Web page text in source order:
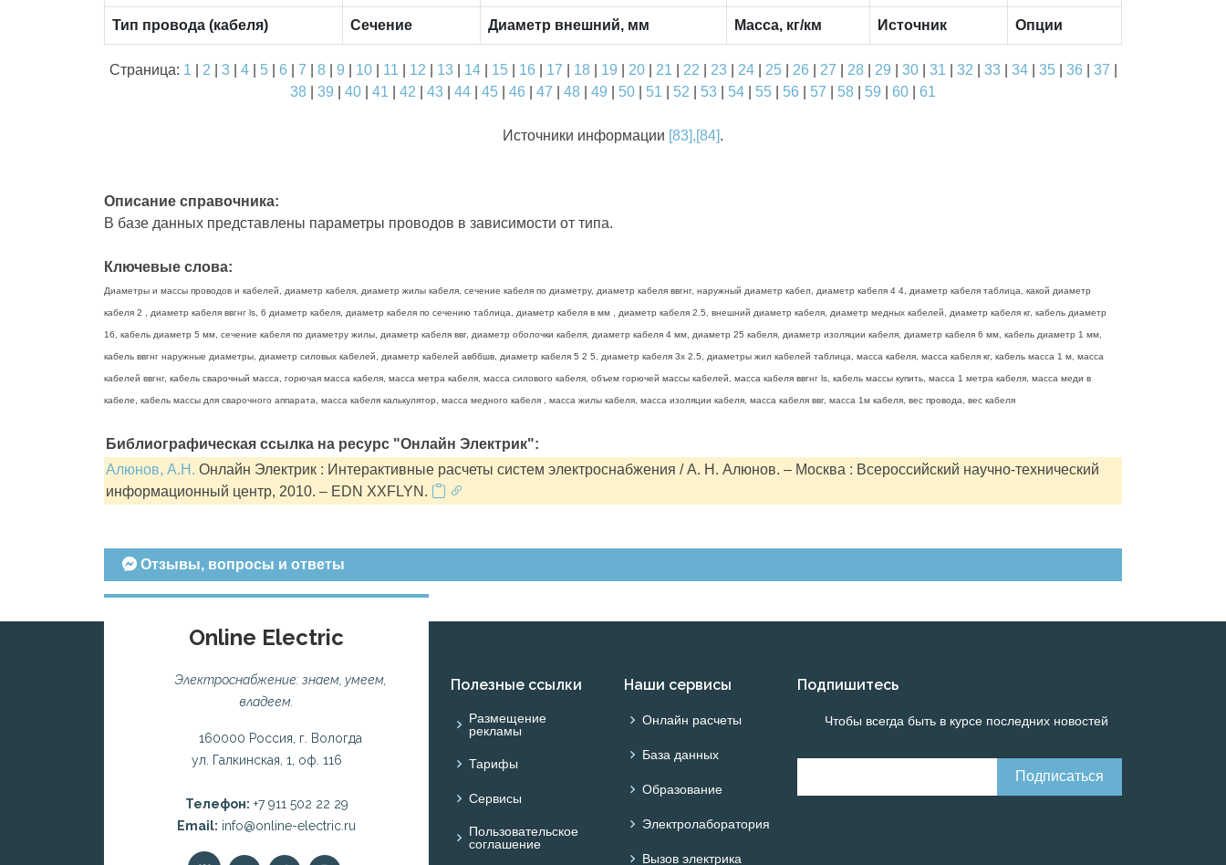
Тип провода (кабеля) Сечение Диаметр внешний, мм Масса, кг/км Источник Опции
Страница: 1 2 3| 4| 5| 6 7 8| 9 10| 11 12 13| 14| 15| 16 17 18| 19 20| 21 22 23| 24| 25| 26 27 28| 29 30| 31 32 33| 34| 35| 36 37
38
39 40 41 42 43 44 45 46 47 48 49 50 51 52 53 54 55 56 57 58 59 60 61
Источники информации [83],[84].
Описание справочника:
В базе данных представлены параметры проводов в зависимости от типа.
Ключевые слова:
Диаметры и массы проводов и кабелей, диаметр кабеля, диаметр жилы кабеля, сечение кабеля по диаметру, диаметр кабеля ввгнг, наружный диаметр кабел, диаметр кабеля 4 4, диаметр кабеля таблица, какой диаметр
кабеля 2 , диаметр кабеля ввгнг ls, 6 диаметр кабеля, диаметр кабеля по сечению таблица, диаметр кабеля в мм , диаметр кабеля 2.5, внешний диаметр кабеля, диаметр медных кабелей, диаметр кабеля кг, кабель диаметр
16, кабель диаметр 5 мм, сечение кабеля по диаметру жилы, диаметр кабеля ввг, диаметр оболочки кабеля, диаметр кабеля 4 мм, диаметр 25 кабеля, диаметр изоляции кабеля, диаметр кабеля 6 мм, кабель диаметр 1 мм,
кабель ввгнг наружные диаметры, диаметр силовых кабелей, диаметр кабелей авббшв, диаметр кабеля 5 2 5, диаметр кабеля 3х 2.5, диаметры жил кабелей таблица, масса кабеля, масса кабеля кг, кабель масса 1 м, масса
кабелей ввгнг, кабель сварочный масса, горючая масса кабеля, масса метра кабеля, масса силового кабеля, объем горючей массы кабелей, масса кабеля ввгнг ls, кабель массы купить, масса 1 метра кабеля, масса меди в
кабеле, кабель массы для сварочного аппарата, масса кабеля калькулятор, масса медного кабеля , масса жилы кабеля, масса изоляции кабеля, масса кабеля ввг, масса 1м кабеля, вес провода, вес кабеля
Библиографическая ссылка на ресурс "Онлайн Электрик":
Алюнов, А.Н. Онлайн Электрик : Интерактивные расчеты систем электроснабжения / А. Н. Алюнов. – Москва : Всероссийский научно-технический
информационный центр, 2010. – EDN XXFLYN.
Отзывы, вопросы и ответы
Online Electric
Электроснабжение: знаем, умеем,
владеем.
160000 Россия, г. Вологда
ул. Галкинская, 1, оф. 116
Телефон: +7 911 502 22 29
Email: info@online-electric.ru
Полезные ссылки
Размещение
рекламы
Тарифы
Сервисы
Пользовательское
соглашение
Наши сервисы
Онлайн расчеты
База данных
Образование
Электролаборатория
Вызов электрика
Подпишитесь
Чтобы всегда быть в курсе последних новостей